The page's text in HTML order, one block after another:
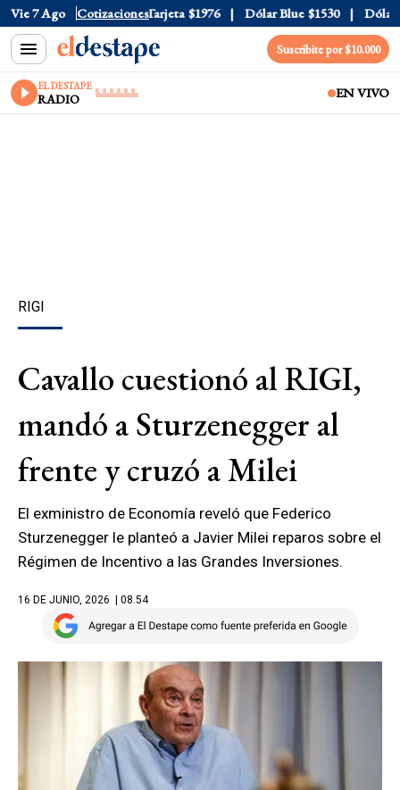
Vie 7 Ago Cotizaciones
$1520 Dólar Tarjeta $1976 Dólar Blue $1530 Dólar
Suscribite por $10.000
EL DESTAPE
RADIO EN VIVO
RIGI
Cavallo cuestionó al RIGI,
mandó a Sturzenegger al
frente y cruzó a Milei
El exministro de Economía reveló que Federico
Sturzenegger le planteó a Javier Milei reparos sobre el
Régimen de Incentivo a las Grandes Inversiones.
16 DE JUNIO, 2026 | 08.54